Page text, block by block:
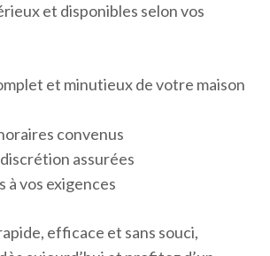
et disponibles selon vos
et minutieux de votre maison
convenus
assurées
à vos exigences
efficace et sans souci,